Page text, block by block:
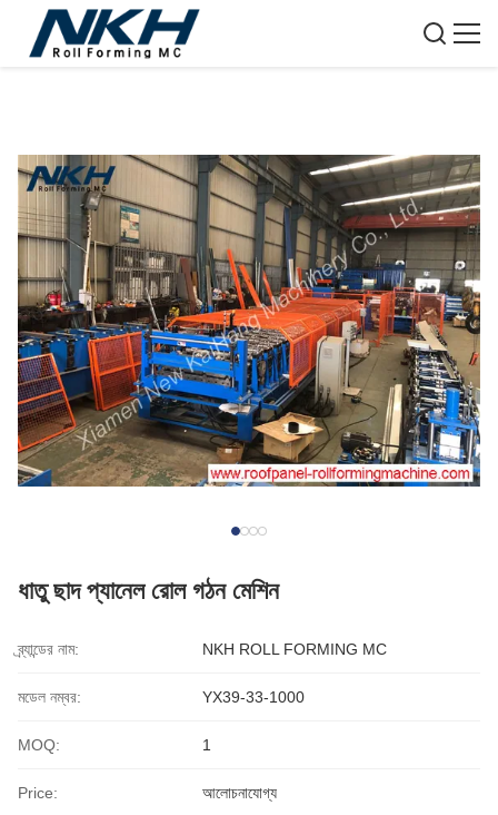
ধাতু ছাদ প্যানেল রোল গঠন মেশিন
ব্র্যান্ডের নাম: NKH ROLL FORMING MC
মডেল নম্বর: YX39-33-1000
MOQ: 1
Price: আলোচনাযোগ্য